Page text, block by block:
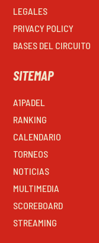
LEGALES
PRIVACY POLICY
BASES DEL CIRCUITO
SITEMAP
A1PADEL
RANKING
CALENDARIO
TORNEOS
NOTICIAS
MULTIMEDIA
SCOREBOARD
STREAMING